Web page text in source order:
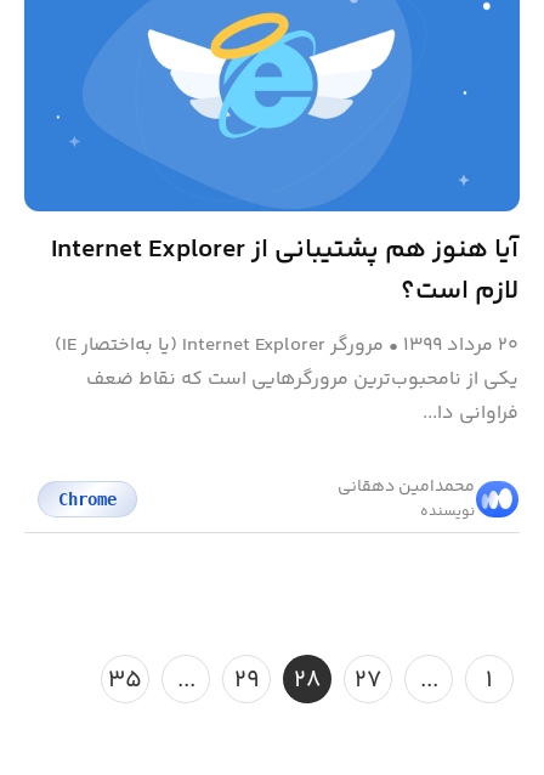
آیا هنوز هم پشتیبانی از Internet Explorer
لازم است؟
۲۰ مرداد ۱۳۹۹ •
مرورگر Internet Explorer (یا به‌اختصار IE)
یکی از نامحبوب‌ترین مرورگرهایی است که نقاط ضعف
فراوانی دا...
محمد‌امین دهقانی
نویسنده
Chrome
۱ ... ۲۷ ۲۸ ۲۹ ... ۳۵